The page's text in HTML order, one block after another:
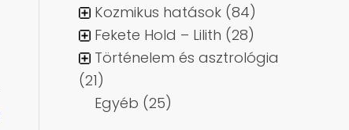
Kozmikus hatások (84)
Fekete Hold – Lilith (28)
Történelem és asztrológia
(21)
Egyéb (25)